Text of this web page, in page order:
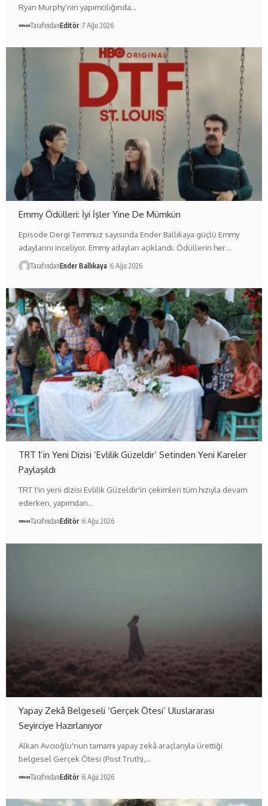
Ryan Murphy’nin yapımcılığında…
TarafındanEditör 7 Ağu 2026
Emmy Ödülleri: İyi İşler Yine De Mümkün
Episode Dergi Temmuz sayısında Ender Ballıkaya güçlü Emmy
adaylarını inceliyor. Emmy adayları açıklandı. Ödüllerin her…
TarafındanEnder Ballıkaya 6 Ağu 2026
TRT 1’in Yeni Dizisi ‘Evlilik Güzeldir’ Setinden Yeni Kareler
Paylaşıldı
TRT 1'in yeni dizisi Evlilik Güzeldir'in çekimleri tüm hızıyla devam
ederken, yapımdan…
TarafındanEditör 6 Ağu 2026
Yapay Zekâ Belgeseli ‘Gerçek Ötesi’ Uluslararası
Seyirciye Hazırlanıyor
Alkan Avcıoğlu'nun tamamı yapay zekâ araçlarıyla ürettiği
belgesel Gerçek Ötesi (Post Truth),…
TarafındanEditör 6 Ağu 2026